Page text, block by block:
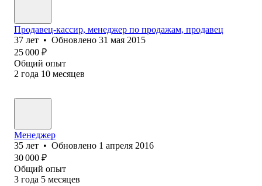
Продавец-кассир, менеджер по продажам, продавец
37 лет • Обновлено 31 мая 2015
25 000 ₽
Общий опыт
2 года 10 месяцев
Менеджер
35 лет • Обновлено 1 апреля 2016
30 000 ₽
Общий опыт
3 года 5 месяцев